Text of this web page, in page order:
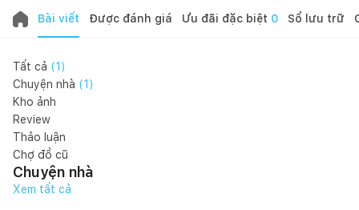
Bài viết Được đánh giá Ưu đãi đặc biệt 0 Sổ lưu trữ
Tất cả (1 )
Chuyện nhà (1 )
Kho ảnh
Review
Thảo luận
Chợ đồ cũ
Chuyện nhà
Xem tất cả